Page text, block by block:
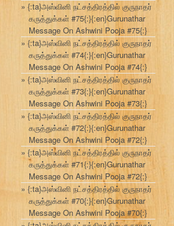
{:ta}அஸ்வினி நட்சத்திரத்தில் குருநாதர்
கருத்துக்கள் #75{:}{:en}Gurunathar
Message On Ashwini Pooja #75{:}
{:ta}அஸ்வினி நட்சத்திரத்தில் குருநாதர்
கருத்துக்கள் #74{:}{:en}Gurunathar
Message On Ashwini Pooja #74{:}
{:ta}அஸ்வினி நட்சத்திரத்தில் குருநாதர்
கருத்துக்கள் #73{:}{:en}Gurunathar
Message On Ashwini Pooja #73{:}
{:ta}அஸ்வினி நட்சத்திரத்தில் குருநாதர்
கருத்துக்கள் #72{:}{:en}Gurunathar
Message On Ashwini Pooja #72{:}
{:ta}அஸ்வினி நட்சத்திரத்தில் குருநாதர்
கருத்துக்கள் #71{:}{:en}Gurunathar
Message On Ashwini Pooja #72{:}
{:ta}அஸ்வினி நட்சத்திரத்தில் குருநாதர்
கருத்துக்கள் #70{:}{:en}Gurunathar
Message On Ashwini Pooja #70{:}